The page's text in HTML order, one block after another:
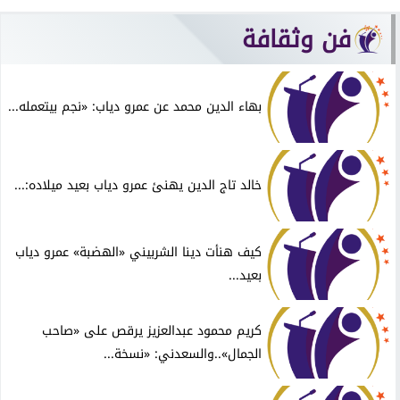
فن وثقافة
بهاء الدين محمد عن عمرو دياب: «نجم بيتعمله...
خالد تاج الدين يهنئ عمرو دياب بعيد ميلاده:...
كيف هنأت دينا الشربيني «الهضبة» عمرو دياب
بعيد...
كريم محمود عبدالعزيز يرقص على «صاحب
الجمال»..والسعدني: «نسخة...